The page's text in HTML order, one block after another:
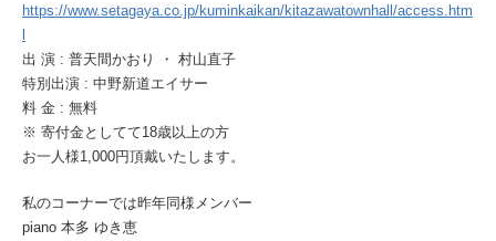
https://www.setagaya.co.jp/kuminkaikan/kitazawatownhall/access.htm
出 演 : 普天間かおり ・ 村山直子
特別出演 : 中野新道エイサー
料 金 : 無料
※ 寄付金としてて18歳以上の方
お一人様1,000円頂戴いたします。
私のコーナーでは昨年同様メンバー
piano 本多 ゆき恵